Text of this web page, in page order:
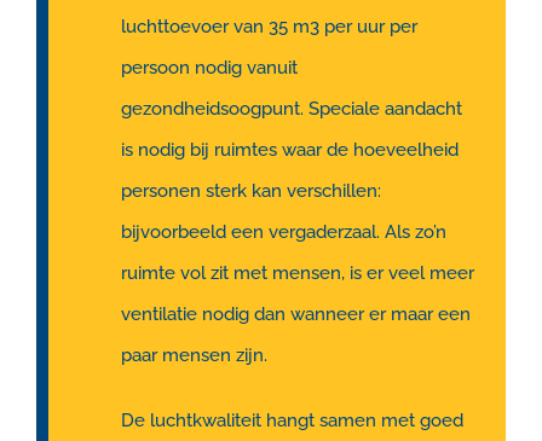
luchttoevoer van 35 m3 per uur per
persoon nodig vanuit
gezondheidsoogpunt. Speciale aandacht
is nodig bij ruimtes waar de hoeveelheid
personen sterk kan verschillen:
bijvoorbeeld een vergaderzaal. Als zo’n
ruimte vol zit met mensen, is er veel meer
ventilatie nodig dan wanneer er maar een
paar mensen zijn.
De luchtkwaliteit hangt samen met goed